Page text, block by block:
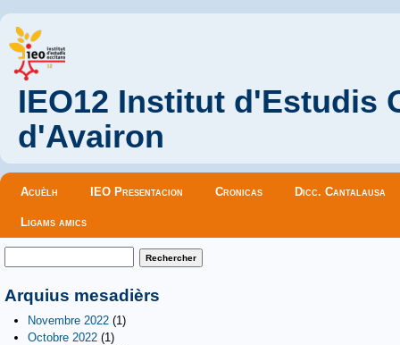
IEO12 Institut d'Estudis
d'Avairon
Menu principal
Acuèlh IEO Presentacion Cronicas Dicc. Cantalausa
Ligams amics
Formulaire de recherche
Arquius mesadièrs
Novembre 2022 (1)
Octobre 2022 (1)